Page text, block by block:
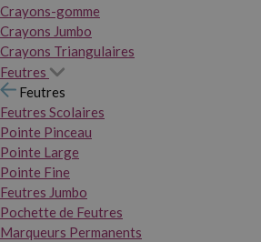
Crayons-gomme
Crayons Jumbo
Crayons Triangulaires
Feutres
Feutres
Feutres Scolaires
Pointe Pinceau
Pointe Large
Pointe Fine
Feutres Jumbo
Pochette de Feutres
Marqueurs Permanents